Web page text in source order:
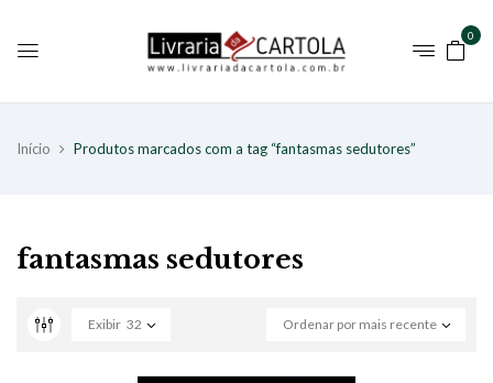
0
Início Produtos marcados com a tag “fantasmas sedutores”
fantasmas sedutores
Ordenar por mais recente
Exibir 32